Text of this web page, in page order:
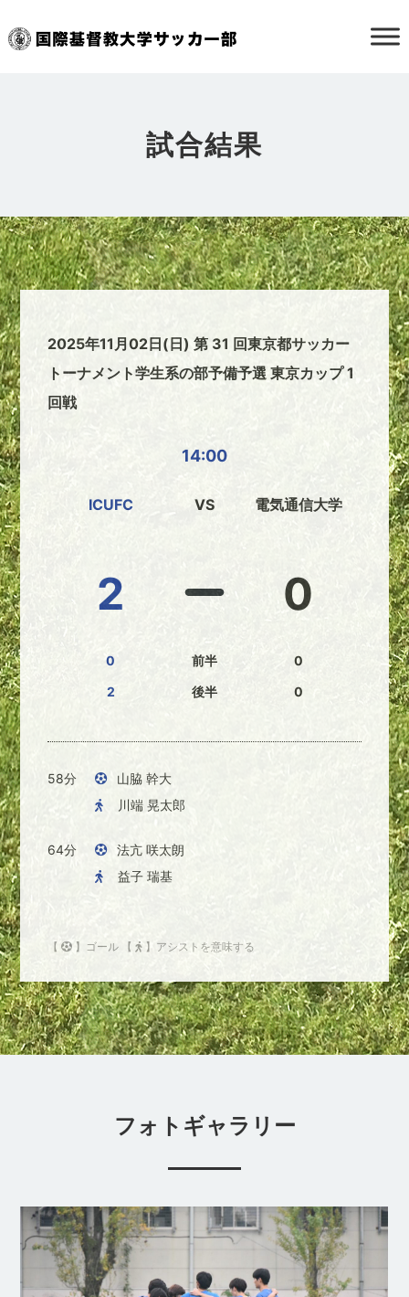
試合結果
2025年11月02日(日) 第 31 回東京都サッカー
トーナメント学生系の部予備予選 東京カップ 1
回戦
14:00
ICUFC
2
0
2
VS
前半
後半
電気通信大学
0
0
0
58分
山脇 幹大
川端 晃太郎
64分
法亢 咲太朗
益子 瑞基
【 】ゴール 【 】アシストを意味する
フォトギャラリー